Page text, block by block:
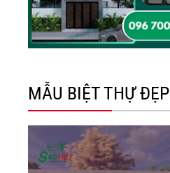
MẪU BIỆT THỰ ĐẸP